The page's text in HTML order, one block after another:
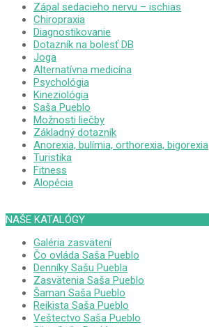
Zápal sedacieho nervu – ischias
Chiropraxia
Diagnostikovanie
Dotazník na bolesť DB
Joga
Alternatívna medicína
Psychológia
Kineziológia
Saša Pueblo
Možnosti liečby
Základný dotazník
Anorexia, bulímia, orthorexia, bigorexia
Turistika
Fitness
Alopécia
NAŠE KATALÓGY
Galéria zasvätení
Čo ovláda Saša Pueblo
Denníky Sašu Puebla
Zasvätenia Saša Pueblo
Šaman Saša Pueblo
Reikista Saša Pueblo
Veštectvo Saša Pueblo